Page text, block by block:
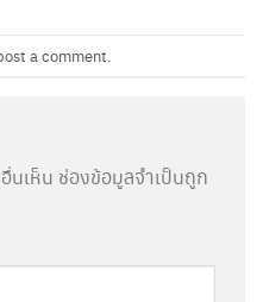
a comment
นเห็น ช่องข้อมูลจำเป็นถูก